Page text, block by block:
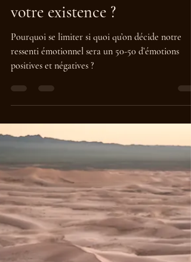
26 févr. 2023
2 min de lecture
Quel sens donnez-vous à
votre existence ?
ressenti émotionnel sera un 50-50 d’émotions
positives et négatives ?